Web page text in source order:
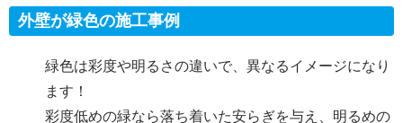
外壁が緑色の施工事例
緑色は彩度や明るさの違いで、異なるイメージになり
ます！
彩度低めの緑なら落ち着いた安らぎを与え、明るめの